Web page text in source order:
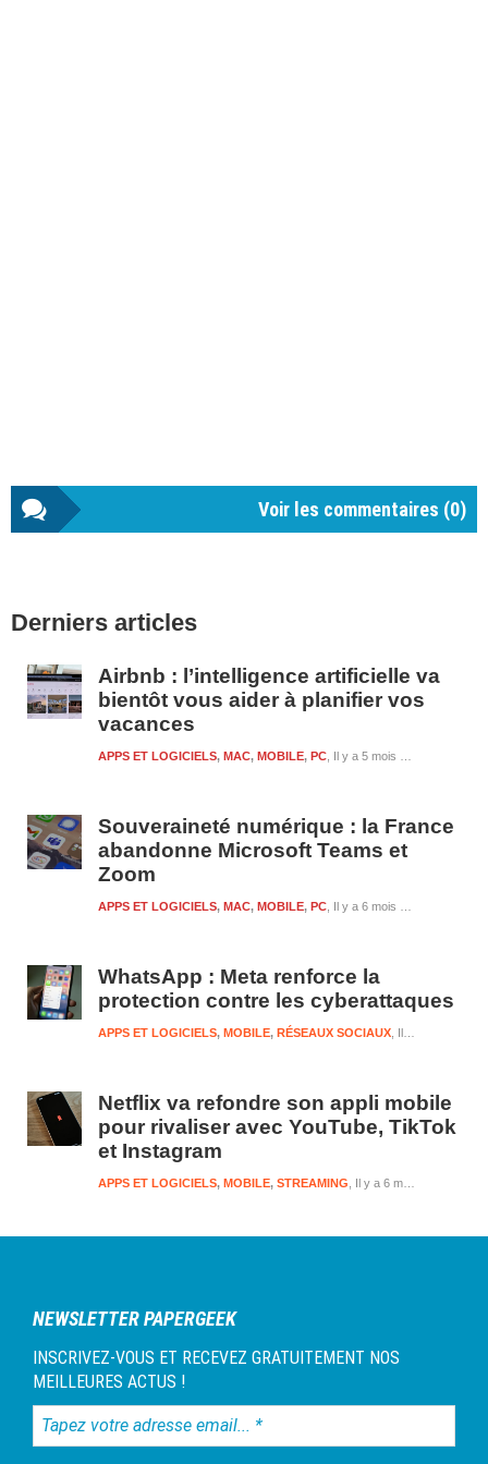
Voir les commentaires (0)
latérale
Derniers articles
Airbnb : l’intelligence artificielle va
bientôt vous aider à planifier vos
vacances
Il y a 5 mois et 3 semaines
APPS ET LOGICIELS, MAC, MOBILE, PC
Souveraineté numérique : la France
abandonne Microsoft Teams et
Zoom
Il y a 6 mois et 5 jours
APPS ET LOGICIELS, MAC, MOBILE, PC
WhatsApp : Meta renforce la
protection contre les cyberattaques
APPS ET LOGICIELS, MOBILE, RÉSEAUX SOCIAUX
Netflix va refondre son appli mobile
pour rivaliser avec YouTube, TikTok
et Instagram
Il y a 6 mois et 2 semaines
APPS ET LOGICIELS, MOBILE, STREAMING
NEWSLETTER PAPERGEEK
INSCRIVEZ-VOUS ET RECEVEZ GRATUITEMENT NOS
MEILLEURES ACTUS !
Tapez
votre